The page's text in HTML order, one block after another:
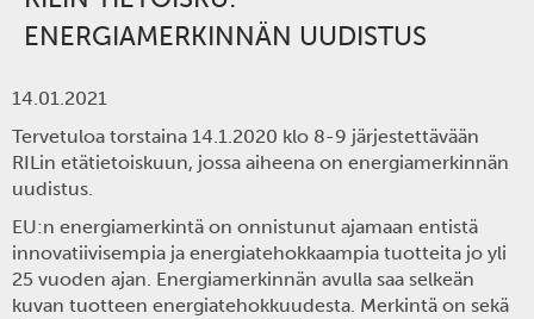
ENERGIAMERKINNÄN UUDISTUS
14.01.2021
Tervetuloa torstaina 14.1.2020 klo 8-9 järjestettävään
RILin etätietoiskuun, jossa aiheena on energiamerkinnän
uudistus.
EU:n energiamerkintä on onnistunut ajamaan entistä
innovatiivisempia ja energiatehokkaampia tuotteita jo yli
25 vuoden ajan. Energiamerkinnän avulla saa selkeän
kuvan tuotteen energiatehokkuudesta. Merkintä on sekä